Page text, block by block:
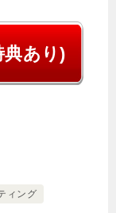
あり)
ィング